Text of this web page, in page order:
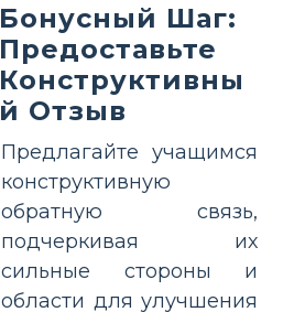
Бонусный Шаг:
Предоставьте
Конструктивны
й Отзыв
Предлагайте учащимся
конструктивную
обратную связь,
подчеркивая их
сильные стороны и
области для улучшения